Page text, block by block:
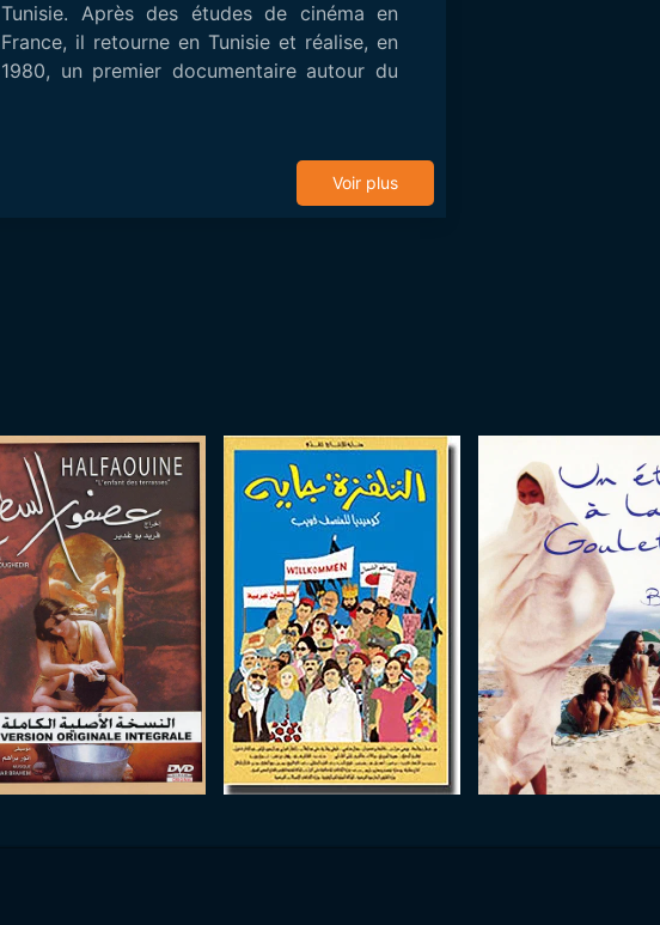
Tunisie. Après des études de cinéma en
France, il retourne en Tunisie et réalise, en
1980, un premier documentaire autour du
Voir plus